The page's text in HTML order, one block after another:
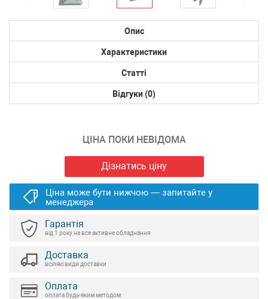
Опис
Характеристики
Статті
Відгуки (0)
ЦІНА ПОКИ НЕВІДОМА
Дізнатись ціну
Ціна може бути нижчою — запитайте у
менеджера
Гарантія
від 1 року на все активне обладнання
Доставка
всілякі види доставки
Оплата
оплата будь-яким методом